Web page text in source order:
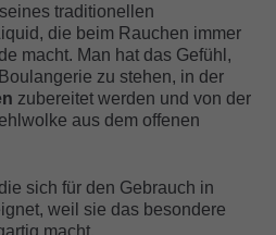
traditionellen
die beim Rauchen immer
macht. Man hat das Gefühl,
zu stehen, in der
zubereitet werden und von der
aus dem offenen
sich für den Gebrauch in
weil sie das besondere